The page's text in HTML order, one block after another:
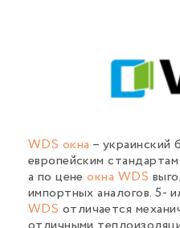
WDS окна –
европейским
а по ценеокна WDS
импортных аналогов. 5-
WDS отличается